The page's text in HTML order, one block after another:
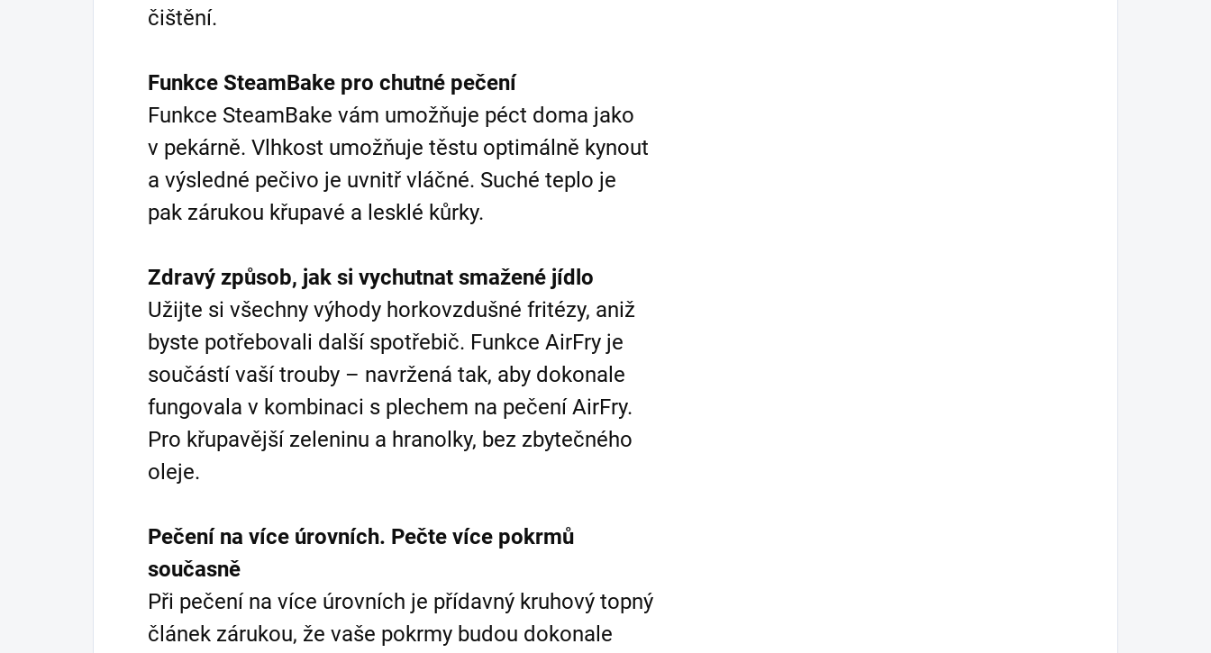
čištění.
Funkce SteamBake pro chutné pečení
Funkce SteamBake vám umožňuje péct doma jako
v pekárně. Vlhkost umožňuje těstu optimálně kynout
a výsledné pečivo je uvnitř vláčné. Suché teplo je
pak zárukou křupavé a lesklé kůrky.
Zdravý způsob, jak si vychutnat smažené jídlo
Užijte si všechny výhody horkovzdušné fritézy, aniž
byste potřebovali další spotřebič. Funkce AirFry je
součástí vaší trouby – navržená tak, aby dokonale
fungovala v kombinaci s plechem na pečení AirFry.
Pro křupavější zeleninu a hranolky, bez zbytečného
oleje.
Pečení na více úrovních. Pečte více pokrmů
současně
Při pečení na více úrovních je přídavný kruhový topný
článek zárukou, že vaše pokrmy budou dokonale